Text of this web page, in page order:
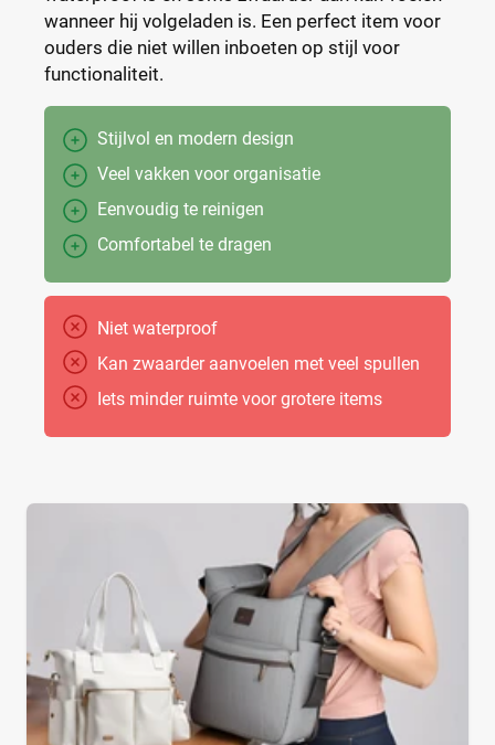
wanneer hij volgeladen is. Een perfect item voor
ouders die niet willen inboeten op stijl voor
functionaliteit.
Stijlvol en modern design
Veel vakken voor organisatie
Eenvoudig te reinigen
Comfortabel te dragen
Niet waterproof
Kan zwaarder aanvoelen met veel spullen
Iets minder ruimte voor grotere items